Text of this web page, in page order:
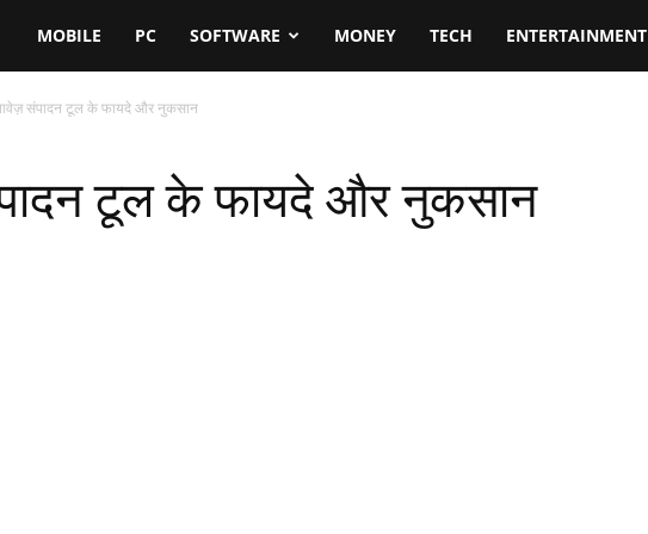
MOBILE PC SOFTWARE MONEY TECH ENTERTAINMENT
संपादन टूल के फायदे और नुकसान
टूल के फायदे और नुकसान